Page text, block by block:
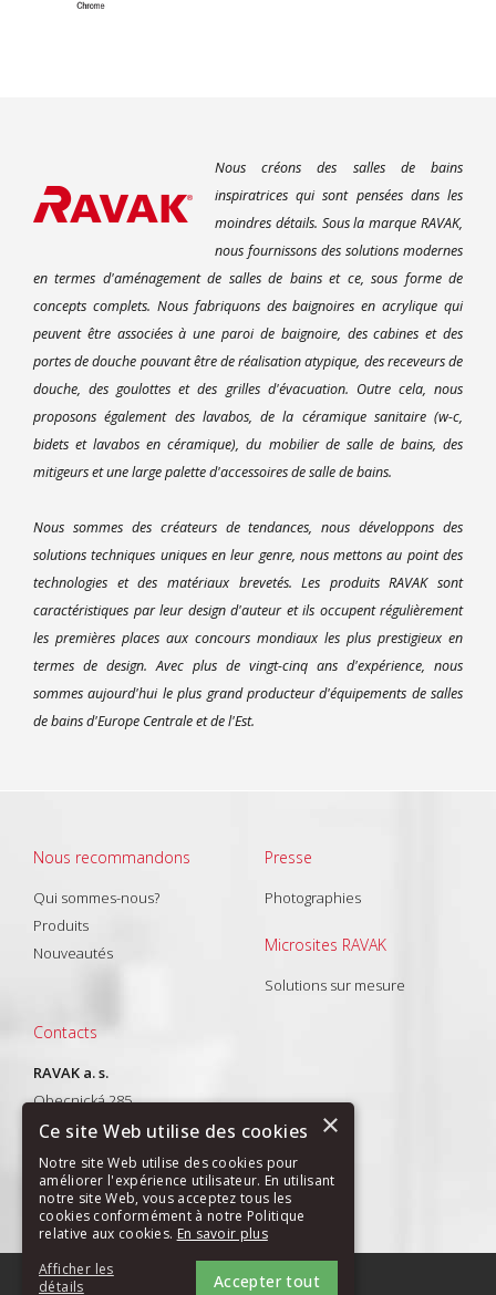
Nous créons des salles de bains
inspiratrices qui sont pensées dans les
moindres détails. Sous la marque RAVAK,
nous fournissons des solutions modernes
en termes d'aménagement de salles de bains et ce, sous forme de
concepts complets. Nous fabriquons des baignoires en acrylique qui
peuvent être associées à une paroi de baignoire, des cabines et des
portes de douche pouvant être de réalisation atypique, des receveurs de
douche, des goulottes et des grilles d'évacuation. Outre cela, nous
proposons également des lavabos, de la céramique sanitaire (w-c,
bidets et lavabos en céramique), du mobilier de salle de bains, des
mitigeurs et une large palette d'accessoires de salle de bains.
Nous sommes des créateurs de tendances, nous développons des
solutions techniques uniques en leur genre, nous mettons au point des
technologies et des matériaux brevetés. Les produits RAVAK sont
caractéristiques par leur design d'auteur et ils occupent régulièrement
les premières places aux concours mondiaux les plus prestigieux en
termes de design. Avec plus de vingt-cinq ans d'expérience, nous
sommes aujourd'hui le plus grand producteur d'équipements de salles
de bains d'Europe Centrale et de l'Est.
Nous recommandons
Qui sommes-nous?
Produits
Nouveautés
Presse
Photographies
Microsites RAVAK
Solutions sur mesure
Contacts
RAVAK a. s.
Obecnická 285
261 01 Příbram I
T: +420 318 427 288
E-mail:export@ravak.com
PLAN DU SITE
×
Ce site Web utilise des cookies
Notre site Web utilise des cookies pour
améliorer l'expérience utilisateur. En utilisant
notre site Web, vous acceptez tous les
cookies conformément à notre Politique
relative aux cookies. En savoir plus
Accepter tout
Afficher les
détails